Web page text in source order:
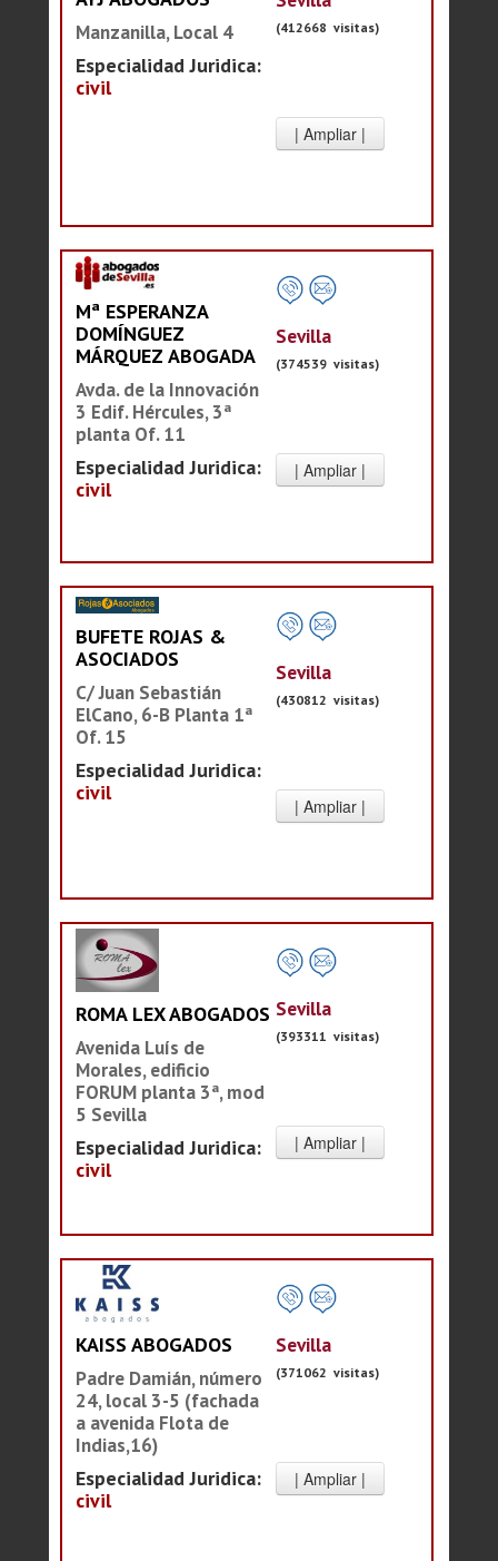
Manzanilla, Local 4
Especialidad Juridica:
civil
(412668 visitas)
Mª ESPERANZA
DOMÍNGUEZ
MÁRQUEZ ABOGADA
Avda. de la Innovación
3 Edif. Hércules, 3ª
planta Of. 11
Especialidad Juridica:
civil
Sevilla
(374539 visitas)
BUFETE ROJAS &
ASOCIADOS
C/ Juan Sebastián
ElCano, 6-B Planta 1ª
Of. 15
Especialidad Juridica:
civil
Sevilla
(430812 visitas)
ROMA LEX ABOGADOS
Avenida Luís de
Morales, edificio
FORUM planta 3ª, mod
5 Sevilla
Especialidad Juridica:
civil
Sevilla
(393311 visitas)
KAISS ABOGADOS
Padre Damián, número
24, local 3-5 (fachada
a avenida Flota de
Indias,16)
Especialidad Juridica:
civil
Sevilla
(371062 visitas)